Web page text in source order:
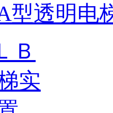
型透明电